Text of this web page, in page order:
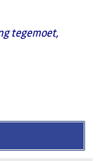
tegemoet,